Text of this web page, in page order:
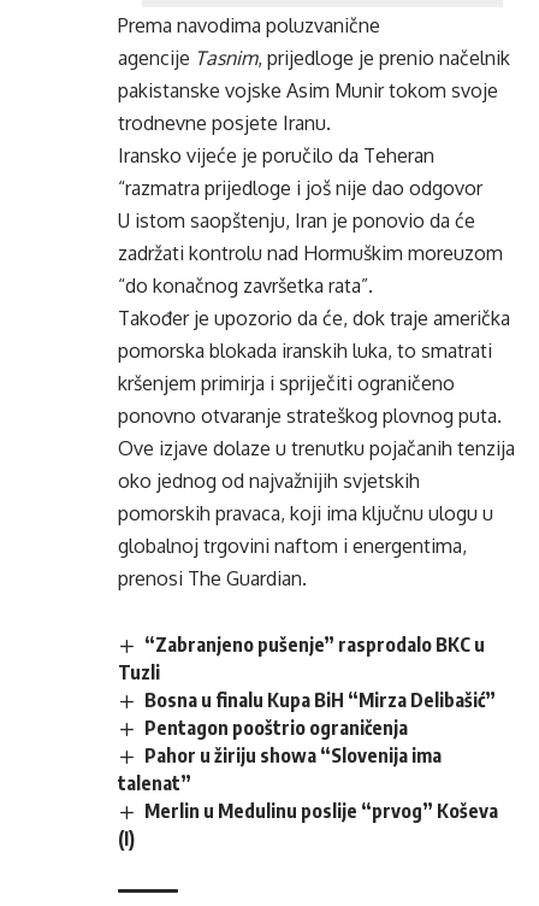
Prema navodima poluzvanične
agencije Tasnim, prijedloge je prenio načelnik
pakistanske vojske Asim Munir tokom svoje
trodnevne posjete Iranu.
Iransko vijeće je poručilo da Teheran
“razmatra prijedloge i još nije dao odgovor
U istom saopštenju, Iran je ponovio da će
zadržati kontrolu nad Hormuškim moreuzom
“do konačnog završetka rata”.
Također je upozorio da će, dok traje američka
pomorska blokada iranskih luka, to smatrati
kršenjem primirja i spriječiti ograničeno
ponovno otvaranje strateškog plovnog puta.
Ove izjave dolaze u trenutku pojačanih tenzija
oko jednog od najvažnijih svjetskih
pomorskih pravaca, koji ima ključnu ulogu u
globalnoj trgovini naftom i energentima,
prenosi The Guardian.
“Zabranjeno pušenje” rasprodalo BKC u
Tuzli
Bosna u finalu Kupa BiH “Mirza Delibašić”
Pentagon pooštrio ograničenja
Pahor u žiriju showa “Slovenija ima
talenat”
Merlin u Medulinu poslije “prvog” Koševa
(I)